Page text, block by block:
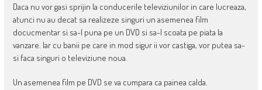
Daca nu vor gasi sprijin la conducerile televiziunilor in care lucreaza,
atunci nu au decat sa realizeze singuri un asemenea film
docucmentar si sa-l puna pe un DVD si sa-l scoata pe piata la
vanzare. Iar cu banii pe care in mod sigur ii vor castiga, vor putea sa-
si faca singuri o televiziune noua.
Un asemenea film pe DVD se va cumpara ca painea calda.